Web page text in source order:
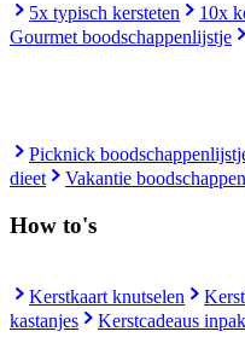
5x typisch kersteten 10x
Gourmet boodschappenlijstje
Picknick
dieet
Vakantie
How to's
Kerstkaart knutselen
kastanjes
Kerstcadeaus